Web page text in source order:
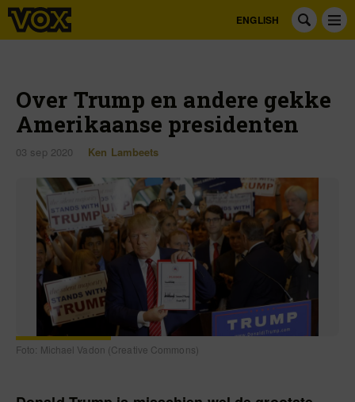
ENGLISH
Over Trump en andere gekke
Amerikaanse presidenten
03 sep 2020 Ken Lambeets
Foto: Michael Vadon (Creative Commons)